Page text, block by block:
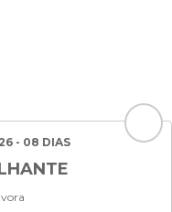
- 08 DIAS